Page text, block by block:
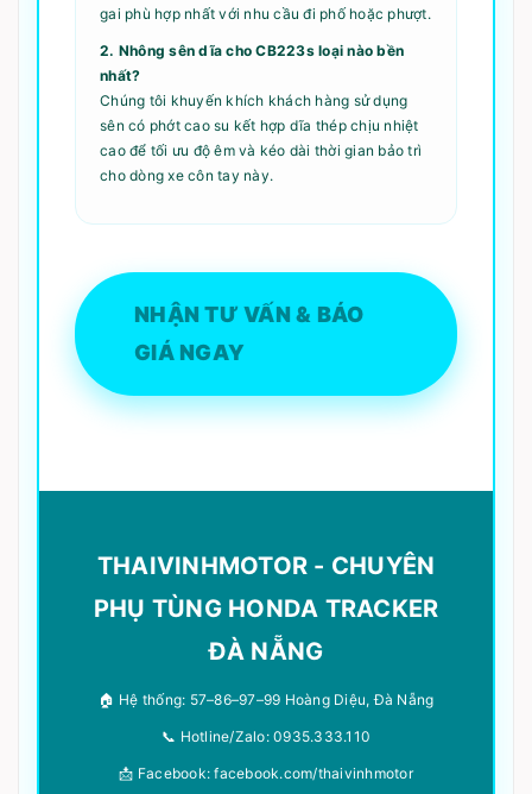
gai phù hợp nhất với nhu cầu đi phố hoặc phượt.
2. Nhông sên dĩa cho CB223s loại nào bền
nhất?
Chúng tôi khuyến khích khách hàng sử dụng
sên có phớt cao su kết hợp dĩa thép chịu nhiệt
cao để tối ưu độ êm và kéo dài thời gian bảo trì
cho dòng xe côn tay này.
NHẬN TƯ VẤN & BÁO
GIÁ NGAY
THAIVINHMOTOR - CHUYÊN
PHỤ TÙNG HONDA TRACKER
ĐÀ NẴNG
🏠 Hệ thống: 57–86–97–99 Hoàng Diệu, Đà Nẵng
📞 Hotline/Zalo: 0935.333.110
📩 Facebook: facebook.com/thaivinhmotor